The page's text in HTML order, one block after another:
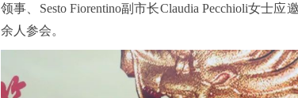
领事、Sesto Fiorentino副市长Claudia Pecchioli女士
余人参会。